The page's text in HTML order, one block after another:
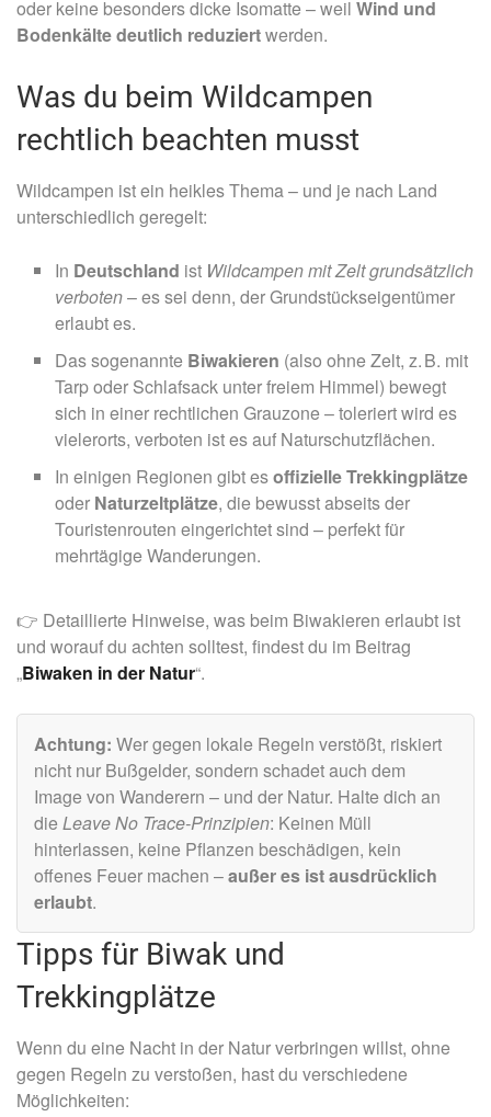
oder keine besonders dicke Isomatte – weil Wind und
Bodenkälte deutlich reduziertwerden.
Was du beim Wildcampen
rechtlich beachten musst
Wildcampen ist ein heikles Thema – und je nach Land
unterschiedlich geregelt:
In Deutschland ist Wildcampen mit Zelt grundsätzlich
verboten– es sei denn, der Grundstückseigentümer
erlaubt es.
Das sogenannte Biwakieren (also ohne Zelt, z. B. mit
Tarp oder Schlafsack unter freiem Himmel) bewegt
sich in einer rechtlichen Grauzone – toleriert wird es
vielerorts, verboten ist es auf Naturschutzflächen.
In einigen Regionen gibt esoffizielle Trekkingplätze
oder Naturzeltplätze, die bewusst abseits der
Touristenrouten eingerichtet sind – perfekt für
mehrtägige Wanderungen.
👉 Detaillierte Hinweise, was beim Biwakieren erlaubt ist
und worauf du achten solltest, findest du im Beitrag
„Biwaken in der Natur“.
Achtung: Wer gegen lokale Regeln verstößt, riskiert
nicht nur Bußgelder, sondern schadet auch dem
Image von Wanderern – und der Natur. Halte dich an
die Leave No Trace-Prinzipien: Keinen Müll
hinterlassen, keine Pflanzen beschädigen, kein
offenes Feuer machen –außer es ist ausdrücklich
erlaubt.
Tipps für Biwak und
Trekkingplätze
Wenn du eine Nacht in der Natur verbringen willst, ohne
gegen Regeln zu verstoßen, hast du verschiedene
Möglichkeiten: